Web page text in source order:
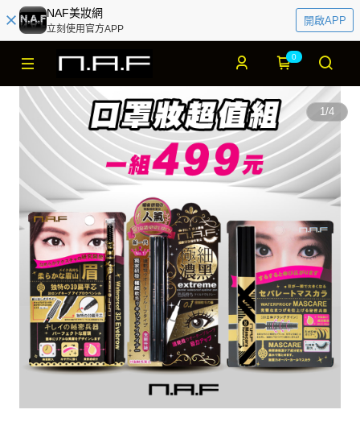
NAF美妝網
立刻使用官方APP
開啟APP
0
1/4